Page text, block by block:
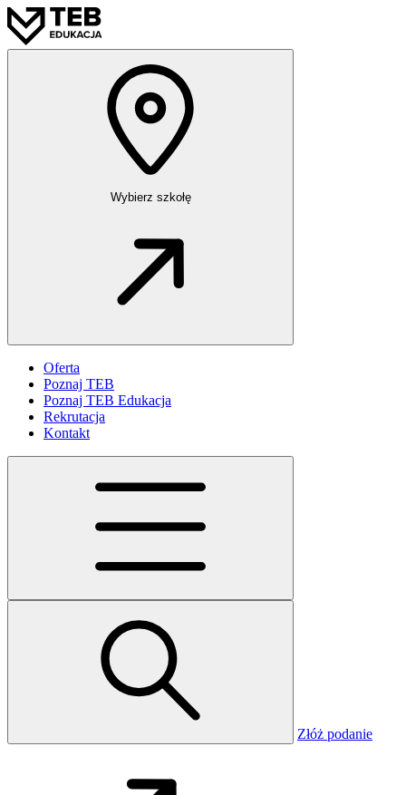
Wybierz szkołę
Oferta
Poznaj TEB
Poznaj TEB Edukacja
Rekrutacja
Kontakt
Złóż podanie